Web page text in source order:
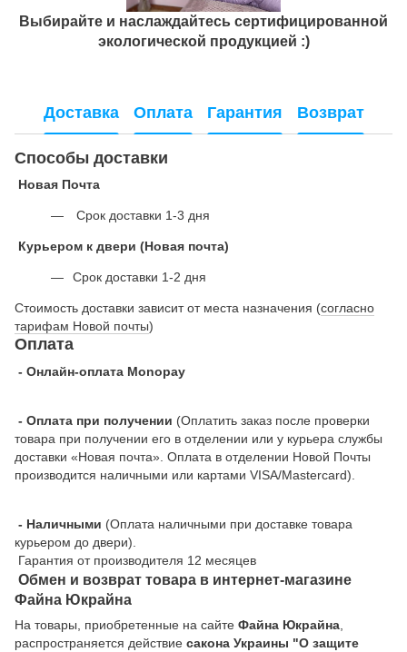
Выбирайте и наслаждайтесь сертифицированной
экологической продукцией :)
Доставка Оплата Гарантия Возврат
Способы доставки
Новая Почта
Срок доставки 1-3 дня
Курьером к двери (Новая почта)
Срок доставки 1-2 дня
Стоимость доставки зависит от места назначения (согласно
тарифам Новой почты)
Оплата
- Онлайн-оплата Monopay
- Оплата при получении (Оплатить заказ после проверки
товара при получении его в отделении или у курьера службы
доставки «Новая почта». Оплата в отделении Новой Почты
производится наличными или картами VISA/Mastercard).
- Наличными (Оплата наличными при доставке товара
курьером до двери).
Гарантия от производителя 12 месяцев
Обмен и возврат товара в интернет-магазине
Файна Юкрайна
На товары, приобретенные на сайте Файна Юкрайна
распространяется действие cакона Украины "О защите